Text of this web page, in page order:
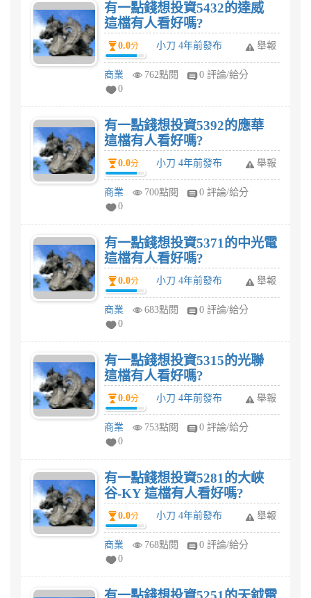
有一點錢想投資5432的達威
這檔有人看好嗎?
0.0分 小刀 4年前發布 舉報
商業 762點閱
0 評論/給分
0
有一點錢想投資5392的應華
這檔有人看好嗎?
0.0分 小刀 4年前發布 舉報
商業 700點閱
0 評論/給分
0
有一點錢想投資5371的中光電
這檔有人看好嗎?
0.0分 小刀 4年前發布 舉報
商業 683點閱
0 評論/給分
0
有一點錢想投資5315的光聯
這檔有人看好嗎?
0.0分 小刀 4年前發布 舉報
商業 753點閱
0 評論/給分
0
有一點錢想投資5281的大峽
谷-KY 這檔有人看好嗎?
0.0分 小刀 4年前發布 舉報
商業 768點閱
0 評論/給分
0